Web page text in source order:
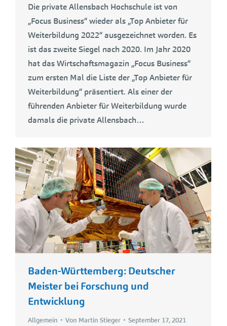
Die private Allensbach Hochschule ist von
„Focus Business“ wieder als „Top Anbieter für
Weiterbildung 2022“ ausgezeichnet worden. Es
ist das zweite Siegel nach 2020. Im Jahr 2020
hat das Wirtschaftsmagazin „Focus Business“
zum ersten Mal die Liste der „Top Anbieter für
Weiterbildung“ präsentiert. Als einer der
führenden Anbieter für Weiterbildung wurde
damals die private Allensbach…
Baden-Württemberg: Deutscher
Meister bei Forschung und
Entwicklung
Allgemein Von Martin Stieger September 17, 2021